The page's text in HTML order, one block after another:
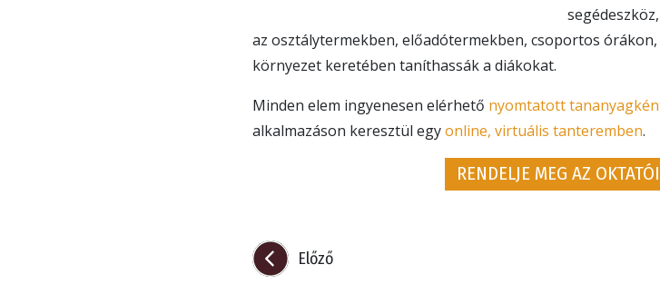
az osztálytermekben, előadótermekben, csoportos
környezet keretében taníthassák a diákokat.
Minden elem ingyenesen elérhető nyomtatott
alkalmazáson keresztül egyonline, virtuális tanteremben.
RENDELJE MEG AZ
Előző